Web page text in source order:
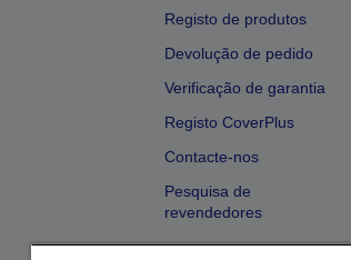
Registo de produtos
Devolução de pedido
Verificação de garantia
Registo CoverPlus
Contacte-nos
Pesquisa de
revendedores